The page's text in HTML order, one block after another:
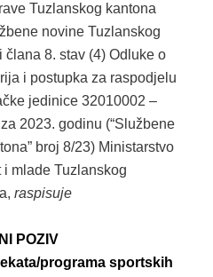
Tuzlanskog kantona
novine Tuzlanskog
člana 8. stav (4) Odluke o
i postupka za raspodjelu
jedinice 32010002 –
2023. godinu (“Službene
broj 8/23) Ministarstvo
i mlade Tuzlanskog
raspisuje
POZIV
programa sportskih
TK